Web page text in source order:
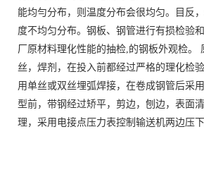
能均勻分布，则温度分布会很均匀。目反
度不均匀分布。钢板、钢管进行有损检验
厂原材料理化性能的抽检,的钢板外观检。
丝，焊剂，在投入前都经过严格的理化检
用单丝或双丝埋弧焊接，在卷成钢管后采
型前，带钢经过矫平，剪边，刨边，表面
理，采用电接点压力表控制输送机两边压